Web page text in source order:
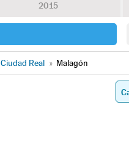
2015
Ciudad Real » Malagón